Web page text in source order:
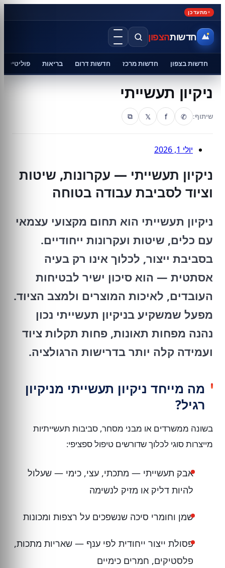
מתעדכן
חדשותהצפון
חדשות בצפון חדשות מרכז חדשות דרום בריאות פוליטיקה
ניקיון תעשייתי
שיתוף: ✆
f
𝕏
⧉
יולי 1, 2026
ניקיון תעשייתי — עקרונות, שיטות
וציוד לסביבת עבודה בטוחה
ניקיון תעשייתי הוא תחום מקצועי עצמאי
עם כלים, שיטות ועקרונות ייחודיים.
בסביבת ייצור, לכלוך אינו רק בעיה
אסתטית — הוא סיכון ישיר לבטיחות
העובדים, לאיכות המוצרים ולמצב הציוד.
מפעל שמשקיע בניקיון תעשייתי נכון
נהנה מפחות תאונות, פחות תקלות ציוד
ועמידה קלה יותר בדרישות הרגולציה.
מה מייחד ניקיון תעשייתי מניקיון
רגיל?
בשונה ממשרדים או מבני מסחר, סביבות תעשייתיות
מייצרות סוגי לכלוך שדורשים טיפול ספציפי:
אבק תעשייתי — מתכתי, עצי, כימי — שעלול
להיות דליק או מזיק לנשימה
שמן וחומרי סיכה שנשפכים על רצפות ומכונות
פסולת ייצור ייחודית לפי ענף — שאריות מתכות,
פלסטיקים, חמרים כימיים